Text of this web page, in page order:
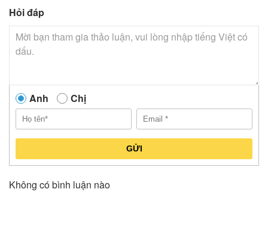
Hỏi đáp
Anh Chị
GỬI
Không có bình luận nào